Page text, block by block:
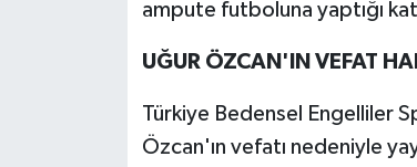
ampute futboluna yaptığı
UĞUR ÖZCAN'IN VEFAT
Türkiye Bedensel Engelliler
Özcan'ın vefatı nedeniyle